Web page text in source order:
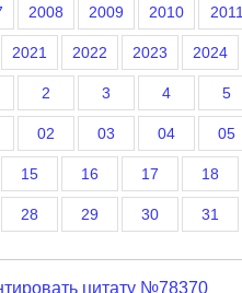
2008 2009 2010 2011
2021 2022 2023 2024
2 3 4 5
02 03 04 05
15 16 17 18
28 29 30 31
цитату №78370